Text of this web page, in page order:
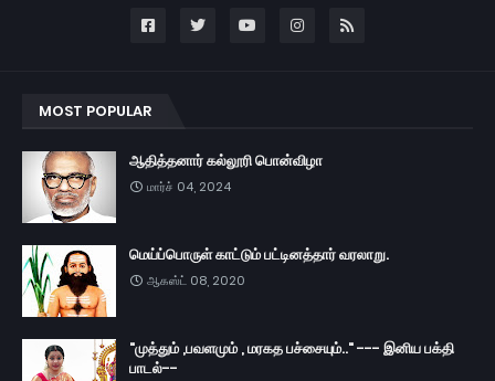
MOST POPULAR
ஆதித்தனார் கல்லூரி பொன்விழா
மார்ச் 04, 2024
மெய்ப்பொருள் காட்டும் பட்டினத்தார் வரலாறு.
ஆகஸ்ட் 08, 2020
"முத்தும் ,பவளமும் , மரகத பச்சையும்.." --- இனிய பக்தி
பாடல்--